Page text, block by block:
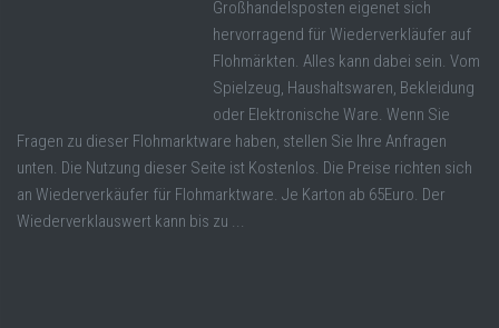
Großhandelsposten eigenet sich
hervorragend für Wiederverkläufer auf
Flohmärkten. Alles kann dabei sein. Vom
Spielzeug, Haushaltswaren, Bekleidung
oder Elektronische Ware. Wenn Sie
Fragen zu dieser Flohmarktware haben, stellen Sie Ihre Anfragen
unten. Die Nutzung dieser Seite ist Kostenlos. Die Preise richten sich
an Wiederverkäufer für Flohmarktware. Je Karton ab 65Euro. Der
Wiederverklauswert kann bis zu ...